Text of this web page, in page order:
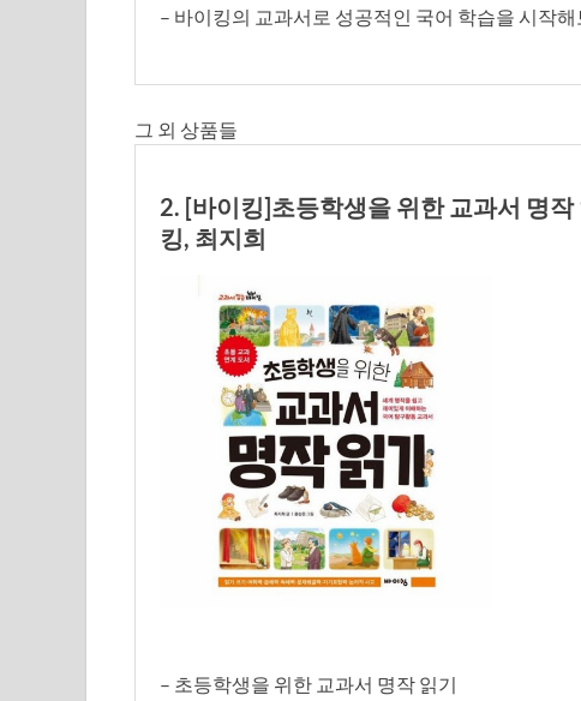
– 바이킹의 교과서로 성공적인 국어 학습을 시작
그 외 상품들
2. [바이킹]초등학생을 위한 교과서 명
킹, 최지희
– 초등학생을 위한 교과서 명작 읽기